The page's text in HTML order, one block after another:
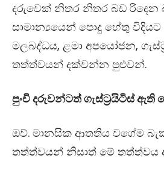
දරුවෙක් නිතර නිතර බඩ
සාමාන්‍යයෙන් පොදු හේතු විදියට
මලබද්ධය‍, ළමා අපයෝජන,
තත්ත්වයන් දක්වන්න පුළුවන්.
පුංචි දරුවන්ටත් ගැස්ට්‍රයිටිස් ඇති
ඔව්. මානසික ආතතිය වගේම
තත්ත්වයන් නිසාත් මේ තත්ත්වය